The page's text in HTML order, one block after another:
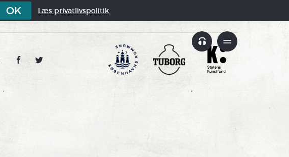
OK Læs privatlivspolitik